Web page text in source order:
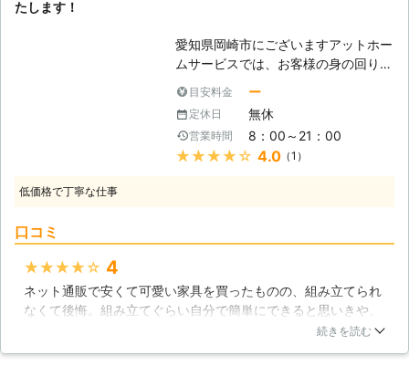
一度に移動させることもできるので、
大規模な模様替えをしたいというとき
でも安心です。 【冷蔵庫も移動させ
ます】 人の背丈も無い小さな冷蔵庫
ならば移動させられても、一般的な冷
蔵庫は大きいうえ非常に重く、皆さん
では移動をさせられないことが多くな
たします！
愛知県岡崎市にございますアットホー
ムサービスでは、お客様の身の回りの
しております。1人では難しいけれ
ど、2人ならサッとできる事がたくさ
んあります。家具の組立や移動もその
ひとつです。ただ、ご家族と離れて暮
最近は安価で色々な種類の家具が販売
されています。大きな本棚などはご自
宅にぴったりの幅や高さを選んで、ス
ペースを有効活用できるタイプのもの
目安料金 ー
定休日 無休
営業時間 8：00～21：00
★★★★★ 4.0（1）
低価格で丁寧な仕事
口コミ
★★★★★ 4
ネット通販で安くて可愛い家具を買ったものの、組み立てられ
なくて後悔。組み立てぐらい自分で簡単にできると思いきや、
大きな家具はパーツも重いし、何度もネジを回すのも腕が疲れ
続きを読む